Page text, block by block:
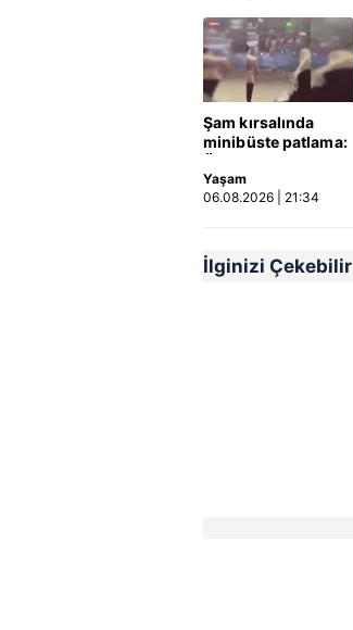
Şam kırsalında
minibüste patlama:
Yaşam
06.08.2026 | 21:34
İlginizi Çekebilir